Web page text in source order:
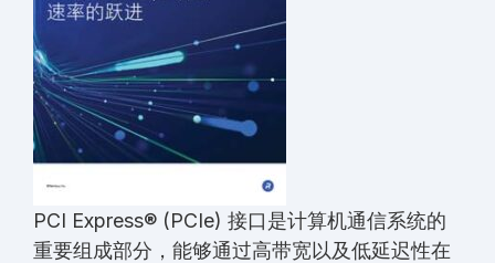
PCI Express® (PCIe) 接口是计算机通信系统的
重要组成部分，能够通过高带宽以及低延迟性在